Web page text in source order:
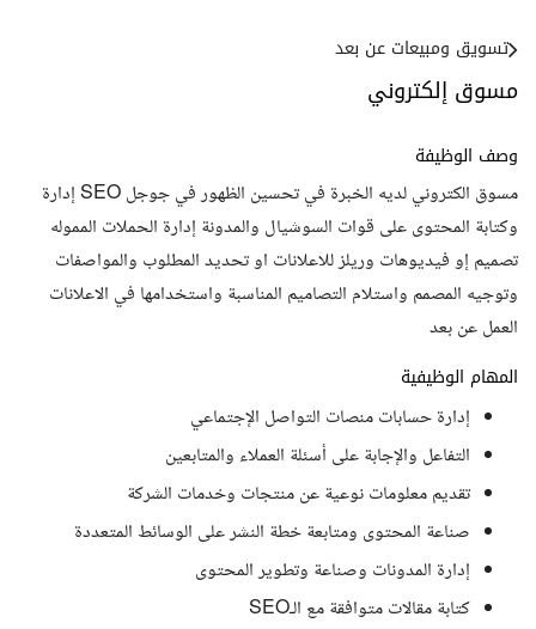
مسوق إلكتروني
تسويق ومبيعات عن بعد
وصف الوظيفة
مسوق الكتروني لديه الخبرة في تحسين الظهور في جوجل SEO إدارة
وكتابة المحتوى على قوات السوشيال والمدونة إدارة الحملات المموله
تصميم إو فيديوهات وريلز للاعلانات او تحديد المطلوب والمواصفات
وتوجيه المصمم واستلام التصاميم المناسبة واستخدامها في الاعلانات
العمل عن بعد
المهام الوظيفية
إدارة حسابات منصات التواصل الإجتماعي
التفاعل والإجابة على أسئلة العملاء والمتابعين
تقديم معلومات نوعية عن منتجات وخدمات الشركة
صناعة المحتوى ومتابعة خطة النشر على الوسائط المتعددة
إدارة المدونات وصناعة وتطوير المحتوى
كتابة مقالات متوافقة مع الـSEO